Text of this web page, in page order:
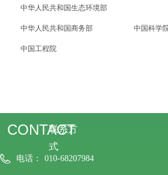
CONTACT
联系方
式
电话： 010-68207984
中华人民共和国生态环境部
中华人民共和国商务部 中国科学
中国工程院